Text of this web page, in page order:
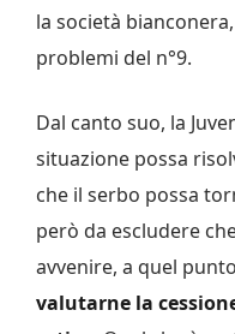
la società
problemi del n°9.
Dal canto suo, la
situazione possa
che il serbo possa
però da escludere
avvenire, a quel punto
valutarne la